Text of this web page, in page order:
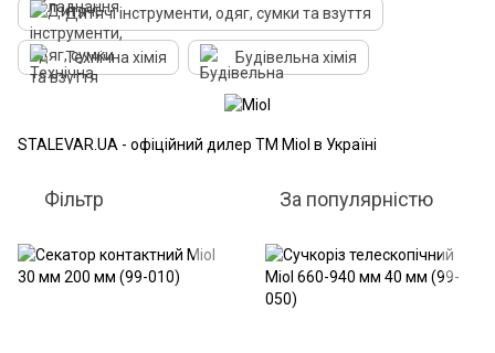
Дитячі інструменти, одяг, сумки та взуття
Технічна хімія Будівельна хімія
STALEVAR.UA - офіційний дилер ТМ Miol в Україні
Фільтр За популярністю